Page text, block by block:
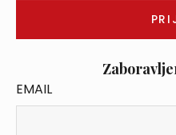
EMAIL